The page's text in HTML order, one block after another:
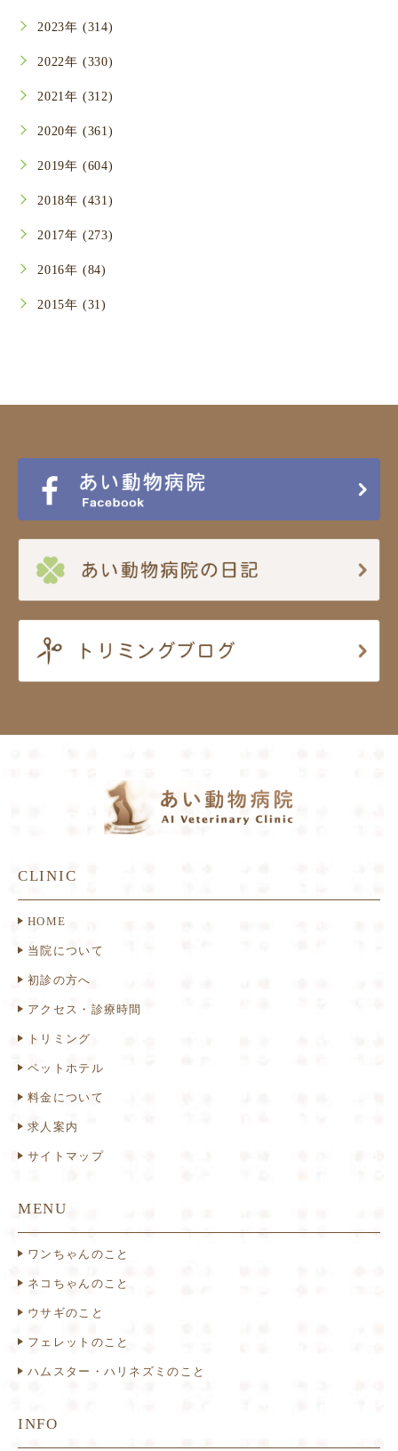
2023年 (314)
2022年 (330)
2021年 (312)
2020年 (361)
2019年 (604)
2018年 (431)
2017年 (273)
2016年 (84)
2015年 (31)
CLINIC
HOME
当院について
初診の方へ
アクセス・診療時間
トリミング
ペットホテル
料金について
求人案内
サイトマップ
MENU
ワンちゃんのこと
ネコちゃんのこと
ウサギのこと
フェレットのこと
ハムスター・ハリネズミのこと
INFO